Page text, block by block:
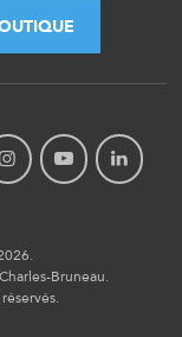
Bruneau.